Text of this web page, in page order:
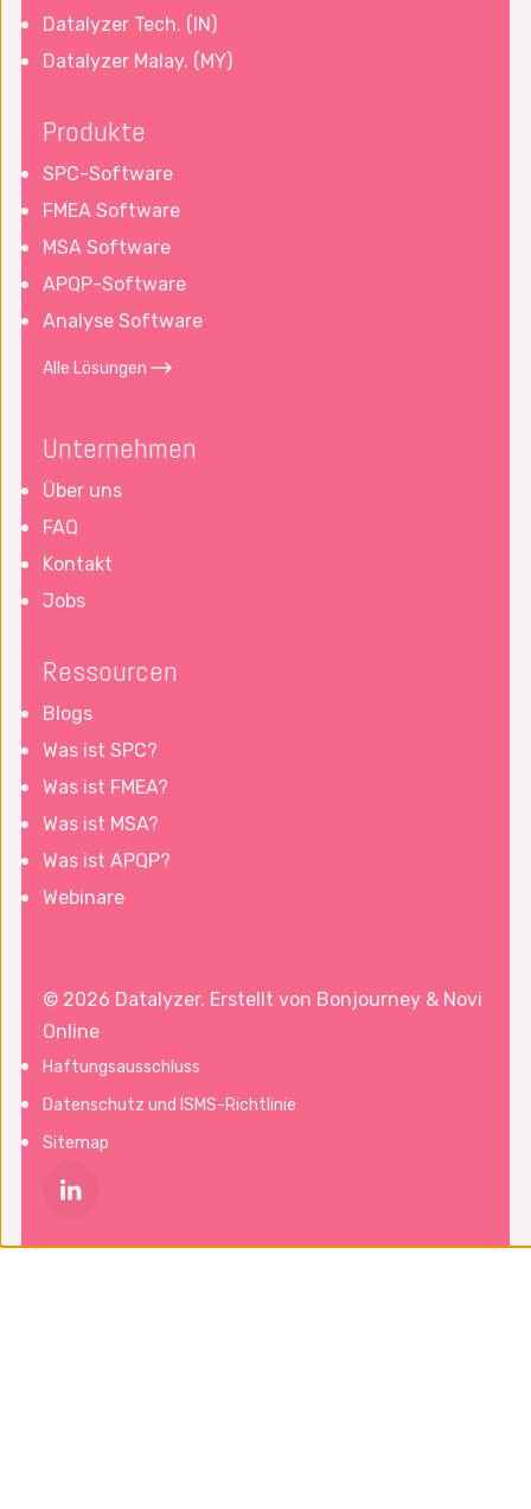
Datalyzer Tech. (IN)
Datalyzer Malay. (MY)
Produkte
SPC-Software
FMEA Software
MSA Software
APQP-Software
Analyse Software
Alle Lösungen
Unternehmen
Über uns
FAQ
Kontakt
Jobs
Ressourcen
Blogs
Was ist SPC?
Was ist FMEA?
Was ist MSA?
Was ist APQP?
Webinare
© 2026 Datalyzer. Erstellt von Bonjourney & Novi
Online
Haftungsausschluss
Datenschutz und ISMS-Richtlinie
Sitemap